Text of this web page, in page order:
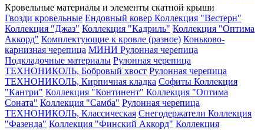
Кровельные материалы и элементы скатной крыши
Гвозди кровельные Ендовный ковер Коллекция "Вестерн"
Коллекция "Джаз" Коллекция "Кадриль" Коллекция "Оптима
Аккорд" Комплектующие к кровле (разное) Коньково-
карнизная черепица МИНИ Рулонная черепица
Подкладочные материалы Рулонная черепица
ТЕХНОНИКОЛЬ, Бобровый хвост Рулонная черепица
ТЕХНОНИКОЛЬ, Кирпичная кладка Софиты Коллекция
"Кантри" Коллекция "Континент" Коллекция "Оптима
Соната" Коллекция "Самба" Рулонная черепица
ТЕХНОНИКОЛЬ, Классическая Снегодержатели Коллекция
"Фазенда" Коллекция "Финский Аккорд" Коллекция